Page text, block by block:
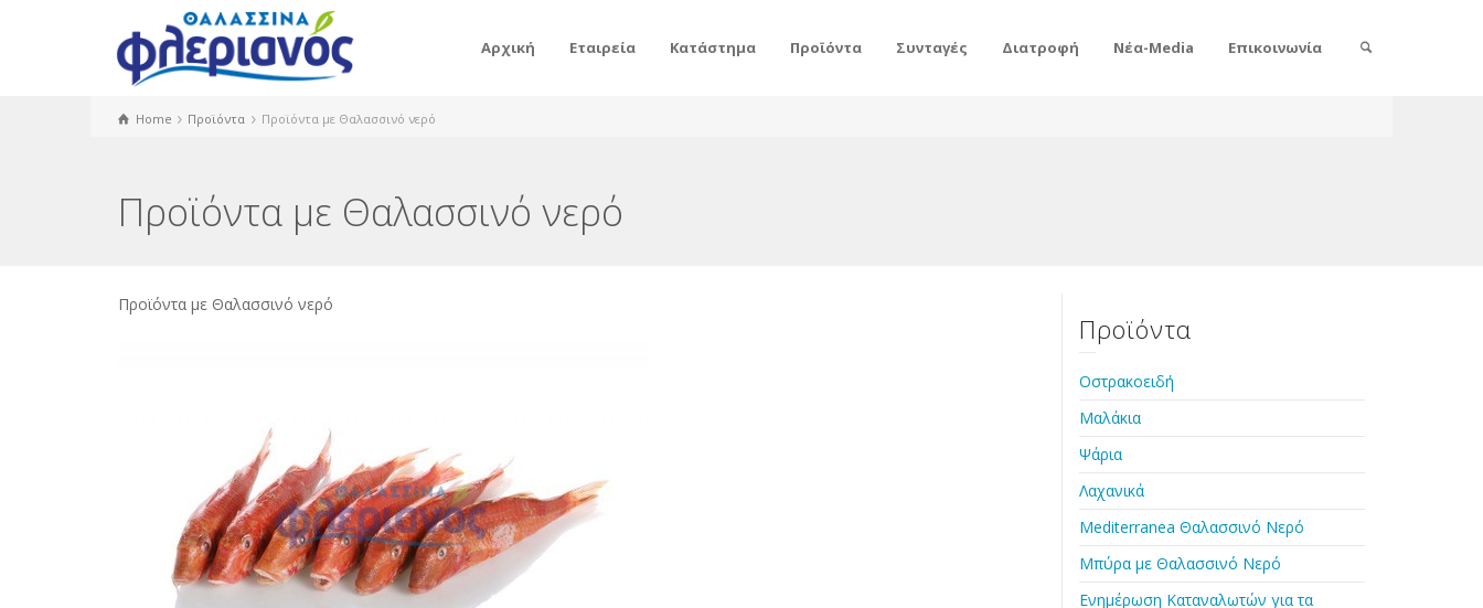
Αρχική Εταιρεία Κατάστημα Προϊόντα Συνταγές Διατροφή Νέα-Media Επικοινωνία
Home Προϊόντα Προϊόντα με Θαλασσινό νερό
Προϊόντα με Θαλασσινό νερό
Προϊόντα με Θαλασσινό νερό
Προϊόντα
Οστρακοειδή
Μαλάκια
Ψάρια
Λαχανικά
Mediterranea Θαλασσινό Νερό
Μπύρα με Θαλασσινό Νερό
Ενημέρωση Καταναλωτών για τα